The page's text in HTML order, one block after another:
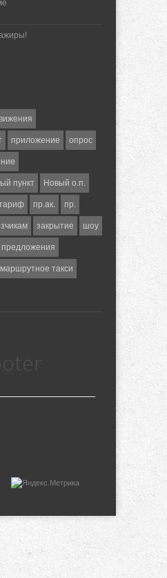
приложение опрос
пункт Новый о.п.
пр.ак. пр.
закрытие шоу
предложения
маршрутное такси